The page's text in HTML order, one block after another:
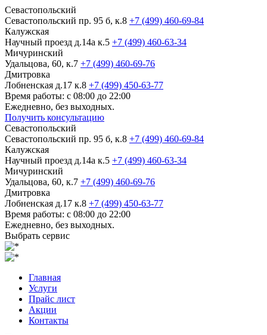
Севастопольский
Севастопольский пр. 95 б, к.8 +7 (499) 460-69-84
Калужская
Научный проезд д.14а к.5 +7 (499) 460-63-34
Мичуринский
Удальцова, 60, к.7 +7 (499) 460-69-76
Дмитровка
Лобненская д.17 к.8 +7 (499) 450-63-77
Время работы: с 08:00 до 22:00
Ежедневно, без выходных.
Получить консультацию
Севастопольский
Севастопольский пр. 95 б, к.8 +7 (499) 460-69-84
Калужская
Научный проезд д.14а к.5 +7 (499) 460-63-34
Мичуринский
Удальцова, 60, к.7 +7 (499) 460-69-76
Дмитровка
Лобненская д.17 к.8 +7 (499) 450-63-77
Время работы: с 08:00 до 22:00
Ежедневно, без выходных.
Выбрать сервис
Главная
Услуги
Прайс лист
Акции
Контакты